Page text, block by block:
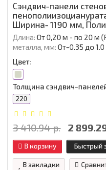
Сэндвич-панели
Ширина- 1190 мм,
Длина: От 0,20 м - по 20 м
металла, мм: От-0.35 до 1.0
Цвет:
Толщина сэндвич-
220
3 410.94 р. 2
В корзину Быстрый
В закладки